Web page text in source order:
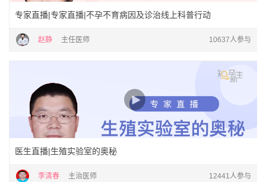
专家直播|专家直播|不孕不育病因及诊治线上科普行动
赵静 主任医师 10637人参与
医生直播|生殖实验室的奥秘
李清春 主治医师 12441人参与